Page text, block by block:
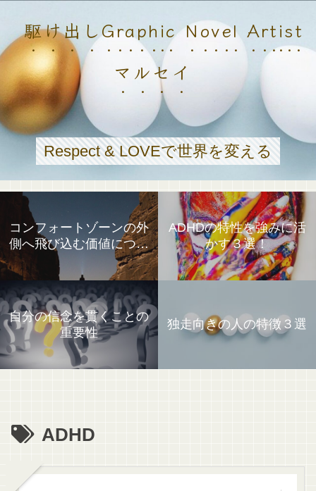
駆け出しGraphic Novel Artist
マルセイ
Respect & LOVEで世界を変える
コンフォートゾーンの外
側へ飛び込む価値につい
ADHDの特性を強みに活
かす３選！
自分の信念を貫くことの
重要性
独走向きの人の特徴３選
ADHD